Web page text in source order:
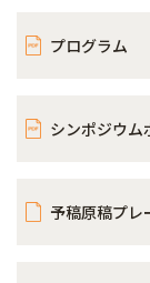
プログラム
シンポジウム
予稿原稿プレ